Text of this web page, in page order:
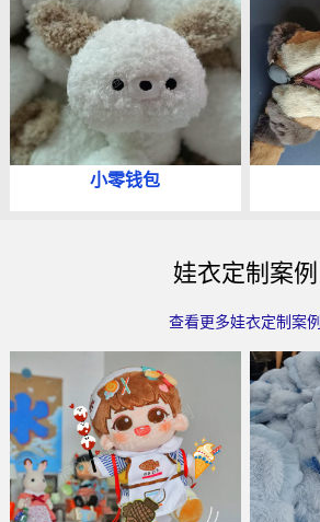
小零钱包
娃衣定制案例
查看更多娃衣定制案例